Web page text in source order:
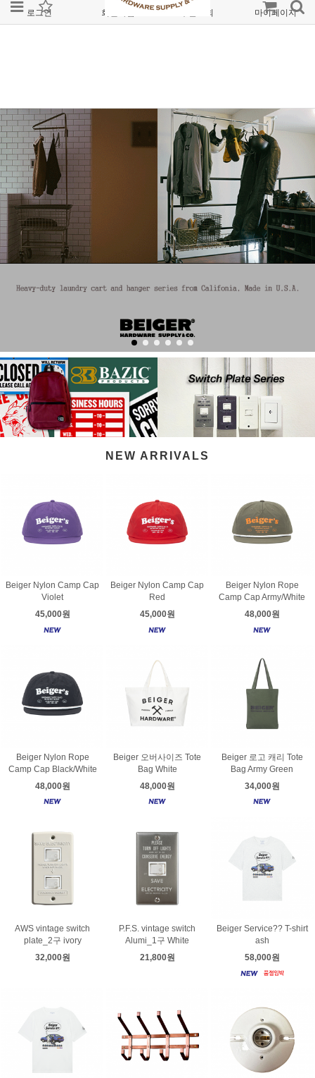
로그인 회원가입 주문조회 마이페이지
NEW ARRIVALS
Beiger Nylon Camp Cap
Violet
45,000원
Beiger Nylon Camp Cap
Red
45,000원
Beiger Nylon Rope
Camp Cap Army/White
48,000원
Beiger Nylon Rope
Camp Cap Black/White
48,000원
Beiger 오버사이즈 Tote
Bag White
48,000원
Beiger 로고 캐리 Tote
Bag Army Green
34,000원
AWS vintage switch
plate_2구 ivory
32,000원
P.F.S. vintage switch
Alumi_1구 White
21,800원
Beiger Service?? T-shirt
ash
58,000원